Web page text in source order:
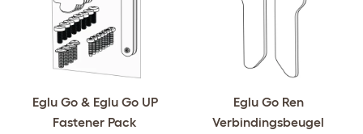
Eglu Go & Eglu Go UP
Fastener Pack
Eglu Go Ren
Verbindingsbeugel